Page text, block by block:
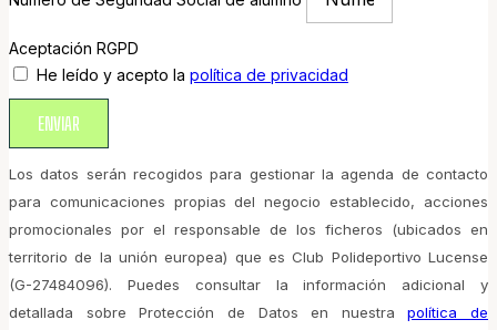
Aceptación RGPD
He leído y acepto la política de privacidad
ENVIAR
Los datos serán recogidos para gestionar la agenda de contacto
para comunicaciones propias del negocio establecido, acciones
promocionales por el responsable de los ficheros (ubicados en
territorio de la unión europea) que es Club Polideportivo Lucense
(G-27484096). Puedes consultar la información adicional y
detallada sobre Protección de Datos en nuestrapolítica de